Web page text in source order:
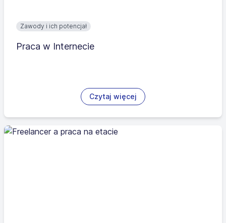
Zawody i ich potencjał
Praca w Internecie
Czytaj więcej